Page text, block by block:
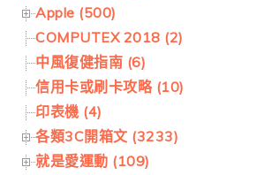
Apple (500)
COMPUTEX 2018 (2)
中風復健指南 (6)
信用卡或刷卡攻略 (10)
印表機 (4)
各類3C開箱文 (3233)
就是愛運動 (109)